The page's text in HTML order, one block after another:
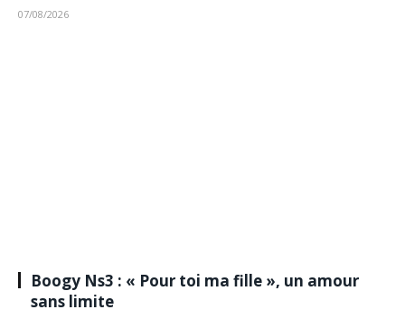
07/08/2026
Boogy Ns3 : « Pour toi ma fille », un amour
sans limite